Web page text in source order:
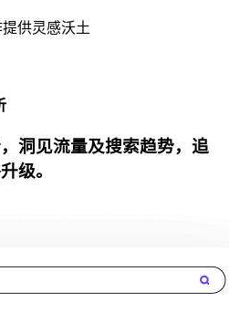
供灵感沃土
洞见流量及搜索趋势，追
级。